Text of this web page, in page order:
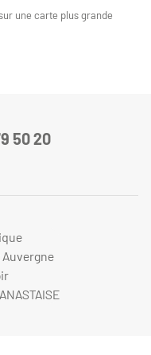
une carte plus grande
50 20